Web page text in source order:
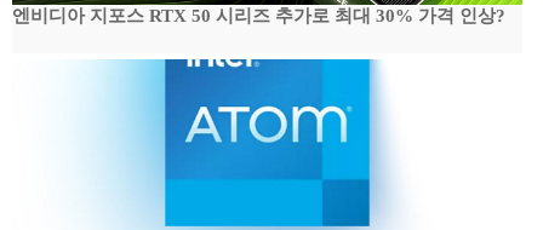
엔비디아 지포스 RTX 50 시리즈 추가로 최대 30% 가격 인상?